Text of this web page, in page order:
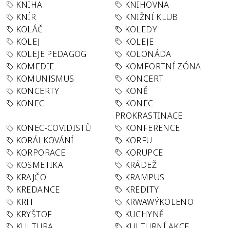
KNIHA
KNIHOVNA
KNÍR
KNIŽNÍ KLUB
KOLÁČ
KOLEDY
KOLEJ
KOLEJE
KOLEJE PEDAGOG
KOLONÁDA
KOMEDIE
KOMFORTNÍ ZÓNA
KOMUNISMUS
KONCERT
KONCERTY
KONĚ
KONEC
KONEC
PROKRASTINACE
KONEC-COVIDISTŮ
KONFERENCE
KORÁLKOVÁNÍ
KORFU
KORPORACE
KORUPCE
KOSMETIKA
KRÁDEŽ
KRAJČO
KRAMPUS
KREDANCE
KREDITY
KRIT
KRWAWÝKOLENO
KRYŠTOF
KUCHYNĚ